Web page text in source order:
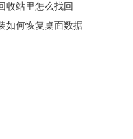
收站里怎么找回
如何恢复桌面数据